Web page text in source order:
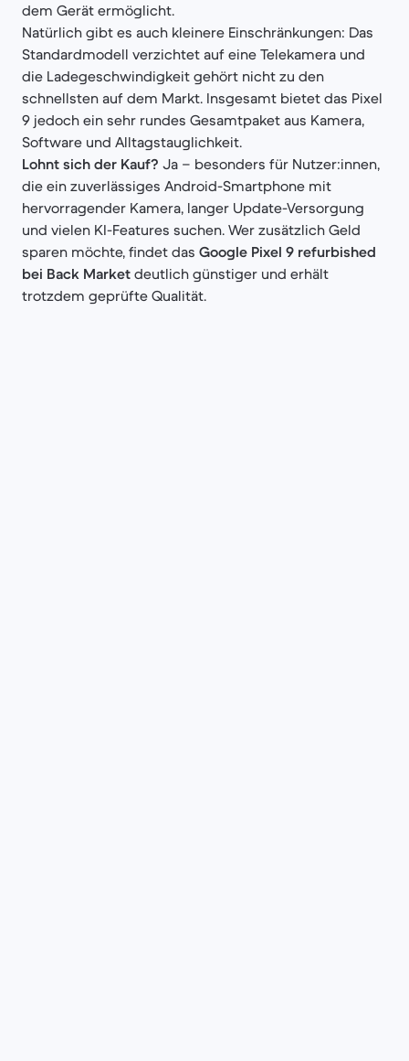
dem Gerät ermöglicht.
Natürlich gibt es auch kleinere Einschränkungen: Das
Standardmodell verzichtet auf eine Telekamera und
die Ladegeschwindigkeit gehört nicht zu den
schnellsten auf dem Markt. Insgesamt bietet das Pixel
9 jedoch ein sehr rundes Gesamtpaket aus Kamera,
Software und Alltagstauglichkeit.
Lohnt sich der Kauf? Ja – besonders für Nutzer:innen,
die ein zuverlässiges Android-Smartphone mit
hervorragender Kamera, langer Update-Versorgung
und vielen KI-Features suchen. Wer zusätzlich Geld
sparen möchte, findet das Google Pixel 9 refurbished
bei Back Market deutlich günstiger und erhält
trotzdem geprüfte Qualität.